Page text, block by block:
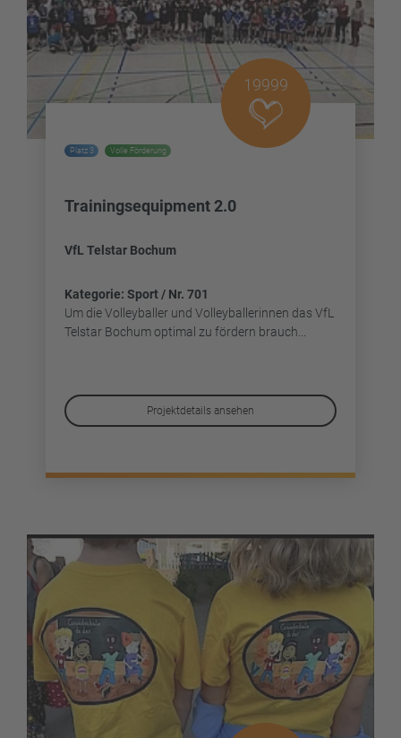
19999
Platz 3 Volle Förderung
Trainingsequipment 2.0
VfL Telstar Bochum
Kategorie: Sport / Nr. 701
Um die Volleyballer und Volleyballerinnen das VfL
Telstar Bochum optimal zu fördern brauch...
Projektdetails ansehen